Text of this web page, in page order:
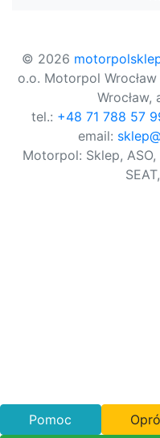
© 2026
o.o. Motorpol
Wrocław,
tel.: +48 71 788 57
email:
Motorpol: Sklep,
Pomoc